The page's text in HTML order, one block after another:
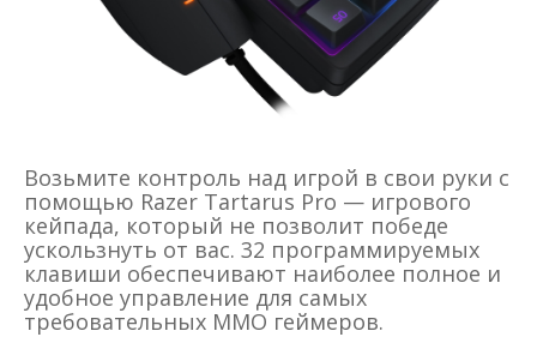
Возьмите контроль над игрой в свои руки с
помощью Razer Tartarus Pro — игрового
кейпада, который не позволит победе
ускользнуть от вас. 32 программируемых
клавиши обеспечивают наиболее полное и
удобное управление для самых
требовательных MMO геймеров.